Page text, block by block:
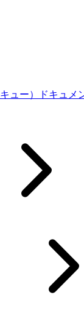
ュー）ドキュメ